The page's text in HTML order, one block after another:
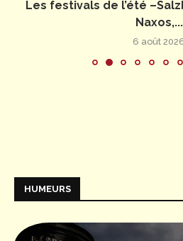
Les festivals de l’été
Naxos,...
6 août
HUMEURS